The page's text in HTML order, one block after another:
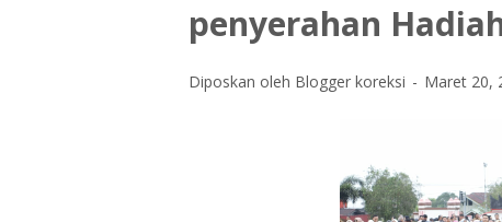
penyerahan
Diposkan oleh Blogger koreksi Maret 20,